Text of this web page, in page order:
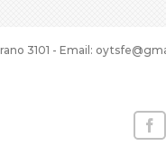
3101 - Email: